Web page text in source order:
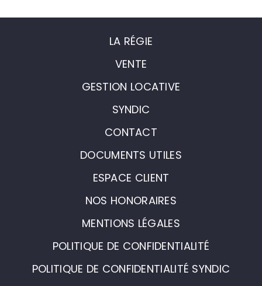
LA RÉGIE
VENTE
GESTION LOCATIVE
SYNDIC
CONTACT
DOCUMENTS UTILES
ESPACE CLIENT
NOS HONORAIRES
MENTIONS LÉGALES
POLITIQUE DE CONFIDENTIALITÉ
POLITIQUE DE CONFIDENTIALITÉ SYNDIC